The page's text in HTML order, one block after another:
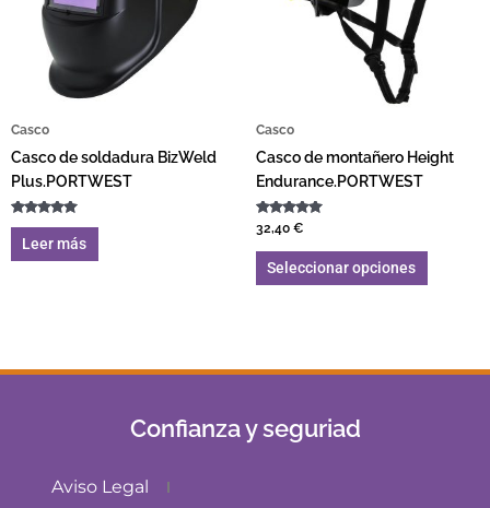
Casco
Casco de soldadura BizWeld
Plus.PORTWEST
Valorado
con
5.00
de 5
Leer más
Casco
Casco de montañero Height
Endurance.PORTWEST
Valorado
con
5.00
de 5
32,40 €
Seleccionar opciones
Confianza y seguriad
Aviso Legal